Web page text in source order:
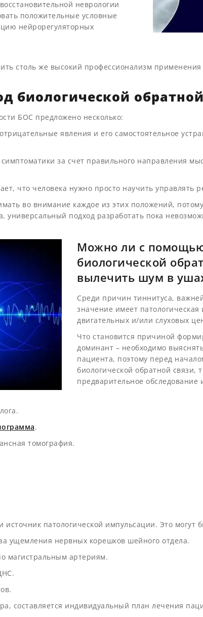
неврологии
положительные условные
нейрорегуляторных
столь же высокий профессионализм применения
биологической
БОС предложено несколько:
явления и его самостоятельное
за счет правильного направления
что человека нужно просто научить управлять
во внимание каждое из этих положений,
универсальный подход разработать пока
Можно ли с
биологической
вылечить шум в
Среди причин тиннитуса,
значение имеет патологическая
двигательных и/или слуховых
Что становится причиной
доминант – необходимо
пациента, поэтому перед
биологической обратной связи,
предварительное обследование
.
томография.
патологической импульсации. Это могут
ущемления нервных корешков шейного отдела.
магистральным артериям.
составляется индивидуальный план лечения